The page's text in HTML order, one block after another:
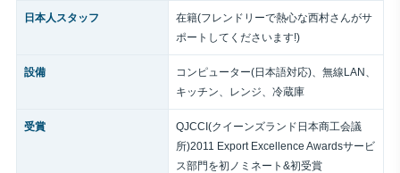
日本人スタッフ
在籍(フレンドリーで熱心な西村さんがサ
ポートしてくださいます!)
設備
コンピューター(日本語対応)、無線LAN、
キッチン、レンジ、冷蔵庫
受賞
QJCCI(クイーンズランド日本商工会議
所)2011 Export Excellence Awardsサービ
ス部門を初ノミネート&初受賞